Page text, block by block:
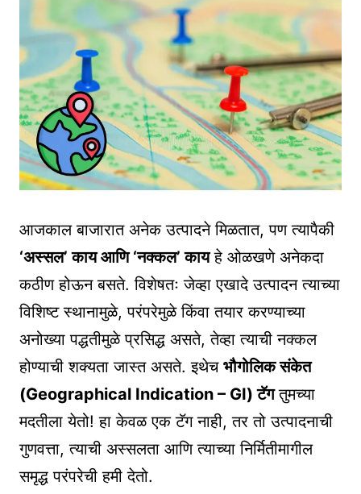
आजकाल बाजारात अनेक उत्पादने मिळतात, पण त्यापैकी
‘अस्सल’ काय आणि ‘नक्कल’ कायहे ओळखणे अनेकदा
कठीण होऊन बसते. विशेषतः जेव्हा एखादे उत्पादन त्याच्या
विशिष्ट स्थानामुळे, परंपरेमुळे किंवा तयार करण्याच्या
अनोख्या पद्धतीमुळे प्रसिद्ध असते, तेव्हा त्याची नक्कल
होण्याची शक्यता जास्त असते. इथेच भौगोलिक संकेत
(Geographical Indication – GI) टॅगतुमच्या
मदतीला येतो! हा केवळ एक टॅग नाही, तर तो उत्पादनाची
गुणवत्ता, त्याची अस्सलता आणि त्याच्या निर्मितीमागील
समृद्ध परंपरेची हमी देतो.